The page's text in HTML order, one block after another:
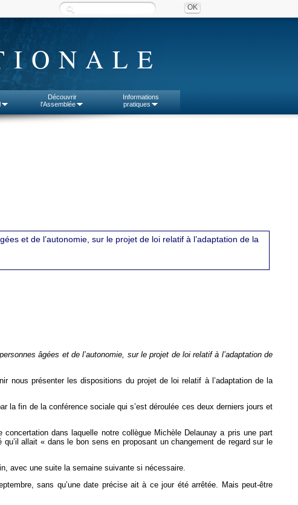
Découvrir
l'Assemblée
Informations
pratiques
et de l’autonomie, sur le projet de loi relatif à l’adaptation de la
âgées et de l’autonomie, sur le projet de loi relatif à l’adaptation de
nous présenter les dispositions du projet de loi relatif à l’adaptation de la
la fin de la conférence sociale qui s’est déroulée ces deux derniers jours et
concertation dans laquelle notre collègue Michèle Delaunay a pris une part
allait « dans le bon sens en proposant un changement de regard sur le
avec une suite la semaine suivante si nécessaire.
sans qu’une date précise ait à ce jour été arrêtée. Mais peut-être